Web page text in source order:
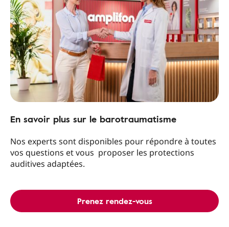
En savoir plus sur le barotraumatisme
Nos experts sont disponibles pour répondre à toutes
vos questions et vous proposer les protections
auditives adaptées.
Prenez rendez-vous